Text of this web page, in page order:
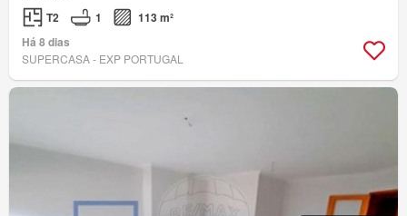
T2 1
113 m²
Há 8 dias
SUPERCASA - EXP PORTUGAL